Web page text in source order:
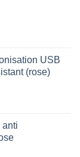
USB
(rose)
anti